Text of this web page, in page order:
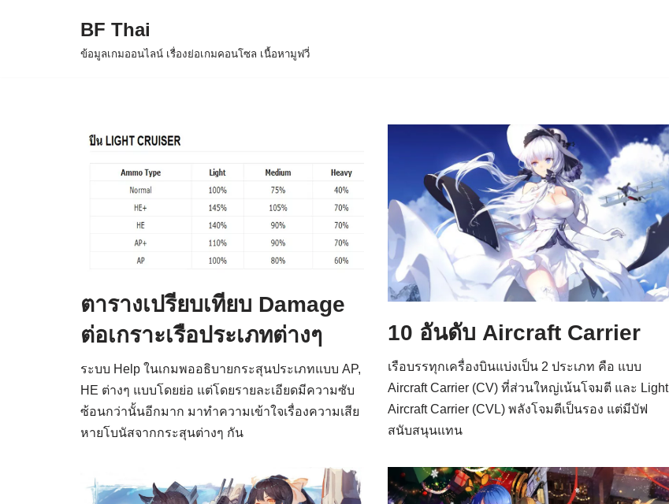
BF Thai
ข้อมูลเกมออนไลน์ เรื่องย่อเกมคอนโซล เนื้อหามูฟวี่
ตารางเปรียบเทียบ Damage
ต่อเกราะเรือประเภทต่างๆ
ระบบ Help ในเกมพออธิบายกระสุนประเภทแบบ AP,
HE ต่างๆ แบบโดยย่อ แต่โดยรายละเอียดมีความซับ
ซ้อนกว่านั้นอีกมาก มาทำความเข้าใจเรื่องความเสีย
หายโบนัสจากกระสุนต่างๆ กัน
10 อันดับ Aircraft Carrier
เรือบรรทุกเครื่องบินแบ่งเป็น 2 ประเภท คือ แบบ
Aircraft Carrier (CV) ที่ส่วนใหญ่เน้นโจมตี และ Light
Aircraft Carrier (CVL) พลังโจมตีเป็นรอง แต่มีบัฟ
สนับสนุนแทน